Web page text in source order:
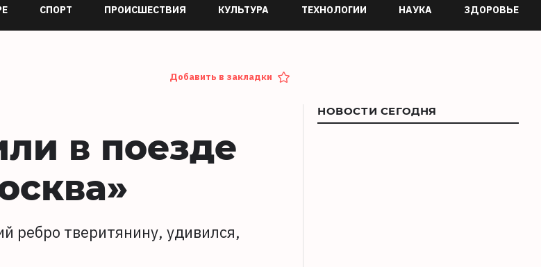
СПОРТ ПРОИСШЕСТВИЯ КУЛЬТУРА ТЕХНОЛОГИИ НАУКА ЗДОРОВЬЕ
Добавить в закладки
в поезде
ребро тверитянину, удивился,
НОВОСТИ СЕГОДНЯ